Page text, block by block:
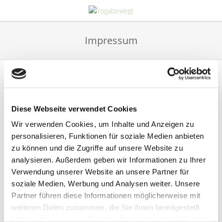
Diese Webseite verwendet Cookies
Wir verwenden Cookies, um Inhalte und Anzeigen zu
personalisieren, Funktionen für soziale Medien anbieten
zu können und die Zugriffe auf unsere Website zu
analysieren. Außerdem geben wir Informationen zu Ihrer
Verwendung unserer Website an unsere Partner für
soziale Medien, Werbung und Analysen weiter. Unsere
Partner führen diese Informationen möglicherweise mit
weiteren Daten zusammen, die Sie ihnen bereitgestellt
Impressum
Impressum
Yogabewegt
Yoga & Stressmanagement
Klara Schmersal
Wuppertal
E-Mail: info@yogabewegt.eu